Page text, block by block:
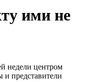
ими не
недели центром
представители